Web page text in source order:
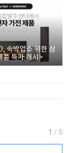
숙박업소 위한 삼
품 특가 개시>
1 / 5